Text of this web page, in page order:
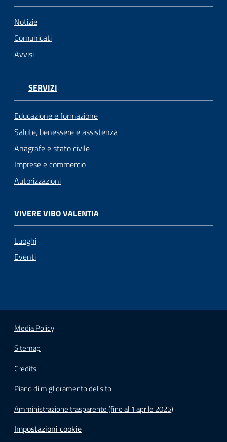
Notizie
Comunicati
Avvisi
SERVIZI
Educazione e formazione
Salute, benessere e assistenza
Anagrafe e stato civile
Imprese e commercio
Autorizzazioni
VIVERE VIBO VALENTIA
Luoghi
Eventi
Media Policy
Sitemap
Credits
Piano di miglioramento del sito
Amministrazione trasparente (fino al 1 aprile 2025)
Impostazioni cookie